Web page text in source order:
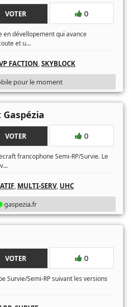
VOTER 0
dévellopement qui avance
et u...
FACTION,SKYBLOCK
pour le moment
VOTER 0
francophone Semi-RP/Survie. Le
...
, MULTI-SERV, UHC
gaspezia.fr
VOTER 0
Survie/Semi-RP suivant les versions